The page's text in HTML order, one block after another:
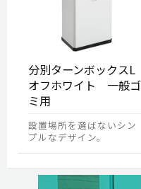
分別ターンボックスL
オフホワイト 一般ゴ
ミ用
設置場所を選ばないシン
プルなデザイン。